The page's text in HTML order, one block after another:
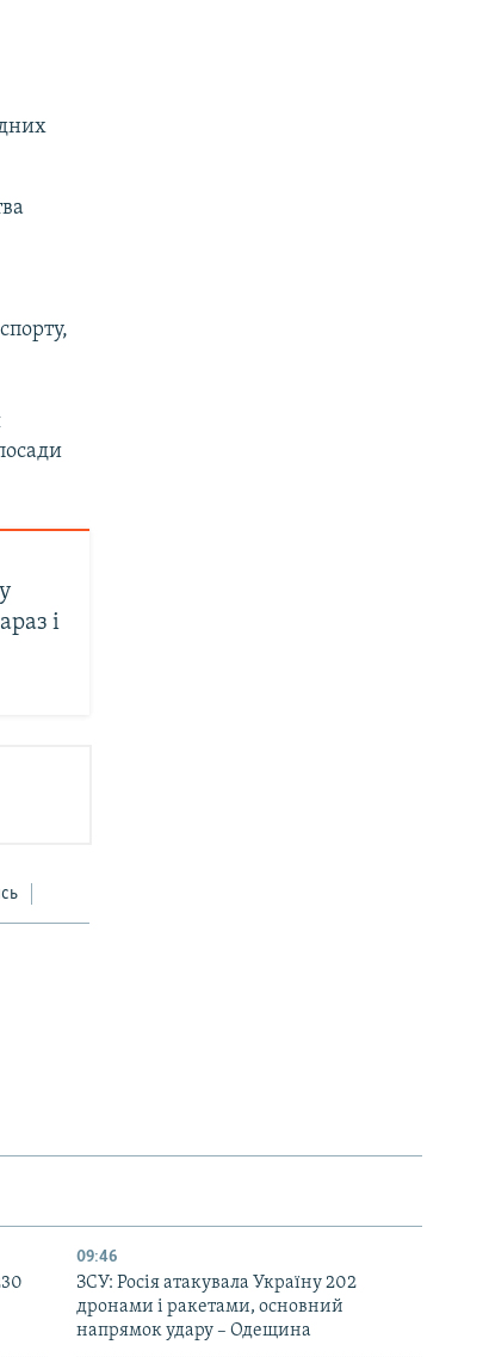
і
09:46
ЗСУ: Росія атакувала Україну 202
дронами і ракетами, основний
напрямок удару – Одещина